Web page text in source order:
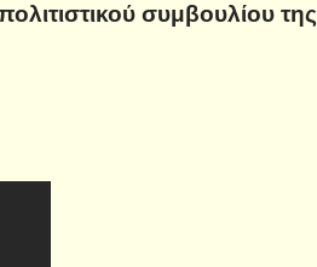
συμβουλίου της